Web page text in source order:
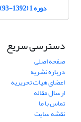
دوره 1 (1392-93)
دسترسی سریع
صفحه اصلی
درباره نشریه
اعضای هیات تحریریه
ارسال مقاله
تماس با ما
نقشه سایت